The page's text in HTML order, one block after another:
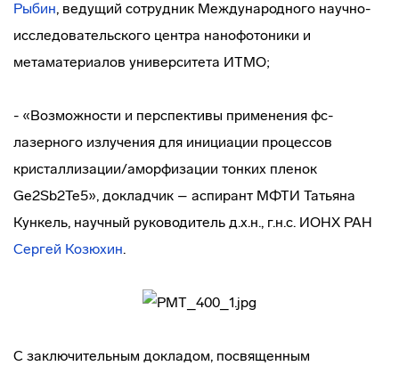
Рыбин, ведущий сотрудник Международного научно-
исследовательского центра нанофотоники и
метаматериалов университета ИТМО;
- «Возможности и перспективы применения фс-
лазерного излучения для инициации процессов
кристаллизации/аморфизации тонких пленок
Ge2Sb2Te5», докладчик – аспирант МФТИ Татьяна
Кункель, научный руководитель д.х.н., г.н.с. ИОНХ РАН
Сергей Козюхин.
С заключительным докладом, посвященным